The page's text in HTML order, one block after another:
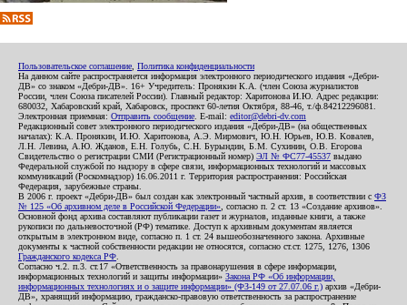
Пользовательское соглашение Политика конфиденциальности
На данном сайте распространяется информация электронного периодического издания «Дебри-
ДВ» со знаком «Дебри-ДВ». 16+ Учредитель: Пронякин К.А. (член Союза журналистов
России, член Союза писателей России). Главный редактор: Харитонова И.Ю. Адрес редакции:
680032, Хабаровский край, Хабаровск, проспект 60-летия Октября, 88-46, т./ф.84212296081.
Электронная приемная: Отправить сообщение . E-mail: editor@debri-dv.com
Редакционный совет электронного периодического издания «Дебри-ДВ» (на общественных
началах): К.А. Пронякин, И.Ю. Харитонова, А.Э. Мирмович, Ю.Н. Юрьев, Ю.В. Ковалев,
Л.Н. Левина, А.Ю. Жданов, Е.Н. Голубь, С.Н. Бурындин, Б.М. Сухинин, О.В. Егорова
Свидетельство о регистрации СМИ (Регистрационный номер) ЭЛ № ФС77-45537 выдано
Федеральной службой по надзору в сфере связи, информационных технологий и массовых
коммуникаций (Роскомнадзор) 16.06.2011 г. Территория распространения: Российская
Федерация, зарубежные страны.
В 2006 г. проект «Дебри-ДВ» был создан как электронный частный архив, в соответствии с ФЗ
№ 125 «Об архивном деле в Российской Федерации» , согласно п. 2 ст. 13 «Создание архивов».
Основной фонд архива составляют публикации газет и журналов, изданные книги, а также
рукописи по дальневосточной (РФ) тематике. Доступ к архивным документам является
открытым в электронном виде, согласно п. 1 ст. 24 вышеобозначенного закона. Архивные
документы к частной собственности редакции не относятся, согласно ст.ст. 1275, 1276, 1306
Гражданского кодекса РФ
Согласно ч.2. п.3. ст.17 «Ответственность за правонарушения в сфере информации,
информационных технологий и защиты информации» Закона РФ «Об информации,
информационных технологиях и о защите информации» (ФЗ-149 от 27.07.06 г.) архив «Дебри-
ДВ», хранящий информацию, гражданско-правовую ответственность за распространение